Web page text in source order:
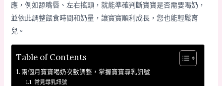
應，例如舔嘴唇、左右搖頭，就能準確判斷寶寶是否需要喝奶，
並依此調整餵食時間和奶量，讓寶寶順利成長，您也能輕鬆育
兒。
Table of Contents
兩個月寶寶喝奶次數調整，掌握寶寶尋乳訊號
常見尋乳訊號